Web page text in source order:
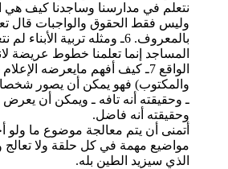
نتعلم في مدارسنا وساجدنا كيف هي
وليس فقط الحقوق والواجبات قال تعالى
بالمعروف. 6ـ ومثله تربية الأبناء لم
المساجد إنما تعلمنا خطوط عريضة
الواقع 7ـ كيف أفهم مايعرضه الإعلام
والمكتوب) فهو يمكن أن يصور شخصا ما على
ـ وحقيقته أنه تافه ـ ويمكن أن يعرض
وحقيقته أنه فاضل.
أتمنى أن يتم معالجة موضوع ما ولو أخذ
مواضيع مهمة في كل حلقة ولا تعالج ويترك
الذي سيزيد الطين بله.